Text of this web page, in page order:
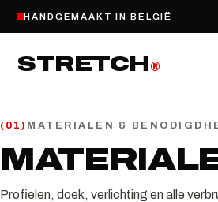
HANDGEMAAKT IN BELGIË
STRETCH®
( 01) MATERIALEN &
Profielen, doek, verlichting en alle